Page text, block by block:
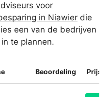
voor
in Niawier die
een van de bedrijven
te plannen.
Beoordeling